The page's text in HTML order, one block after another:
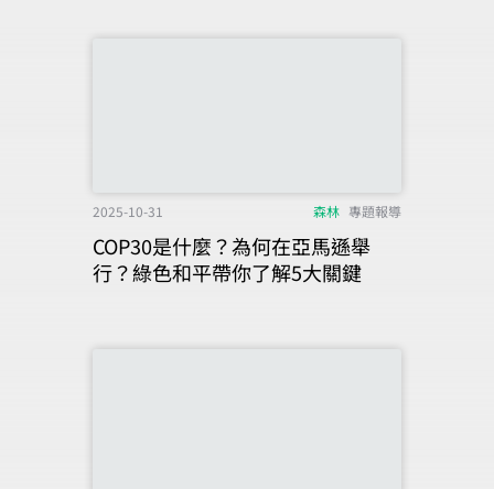
2025-10-31 森林 專題報導
COP30是什麼？為何在亞馬遜舉
行？綠色和平帶你了解5大關鍵